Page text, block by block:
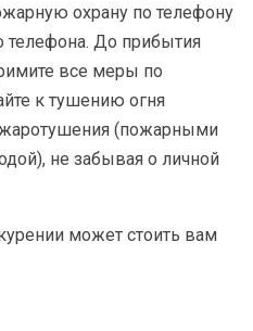
охрану по телефону
телефона. До прибытия
все меры по
к тушению огня
(пожарными
не забывая о личной
может стоить вам